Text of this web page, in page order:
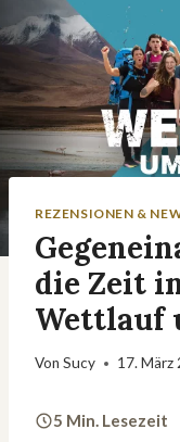
REZENSIONEN &
die Zeit
Wettlauf
Von Sucy 17. März
5 Min. Lesezeit